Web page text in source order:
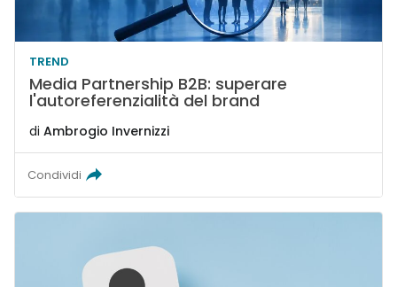
TREND
Media Partnership B2B: superare
l'autoreferenzialità del brand
di Ambrogio Invernizzi
Condividi